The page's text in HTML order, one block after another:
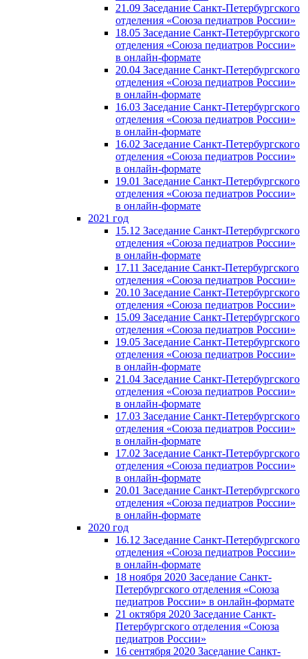
21.09 Заседание Санкт-Петербургского
отделения «Союза педиатров России»
18.05 Заседание Санкт-Петербургского
отделения «Союза педиатров России»
в онлайн-формате
20.04 Заседание Санкт-Петербургского
отделения «Союза педиатров России»
в онлайн-формате
16.03 Заседание Санкт-Петербургского
отделения «Союза педиатров России»
в онлайн-формате
16.02 Заседание Санкт-Петербургского
отделения «Союза педиатров России»
в онлайн-формате
19.01 Заседание Санкт-Петербургского
отделения «Союза педиатров России»
в онлайн-формате
2021 год
15.12 Заседание Санкт-Петербургского
отделения «Союза педиатров России»
в онлайн-формате
17.11 Заседание Санкт-Петербургского
отделения «Союза педиатров России»
20.10 Заседание Санкт-Петербургского
отделения «Союза педиатров России»
15.09 Заседание Санкт-Петербургского
отделения «Союза педиатров России»
19.05 Заседание Санкт-Петербургского
отделения «Союза педиатров России»
в онлайн-формате
21.04 Заседание Санкт-Петербургского
отделения «Союза педиатров России»
в онлайн-формате
17.03 Заседание Санкт-Петербургского
отделения «Союза педиатров России»
в онлайн-формате
17.02 Заседание Санкт-Петербургского
отделения «Союза педиатров России»
в онлайн-формате
20.01 Заседание Санкт-Петербургского
отделения «Союза педиатров России»
в онлайн-формате
2020 год
16.12 Заседание Санкт-Петербургского
отделения «Союза педиатров России»
в онлайн-формате
18 ноября 2020 Заседание Санкт-
Петербургского отделения «Союза
педиатров России» в онлайн-формате
21 октября 2020 Заседание Санкт-
Петербургского отделения «Союза
педиатров России»
16 сентября 2020 Заседание Санкт-